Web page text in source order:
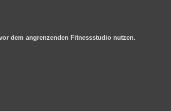
dem angrenzenden Fitnessstudio nutzen.